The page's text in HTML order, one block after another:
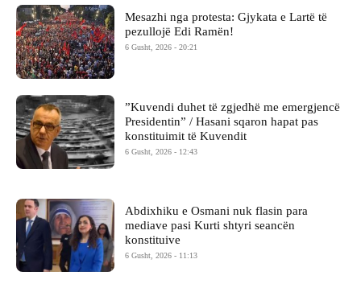
Mesazhi nga protesta: Gjykata e Lartë të
pezullojë Edi Ramën!
6 Gusht, 2026 - 20:21
​”Kuvendi duhet të zgjedhë me emergjencë
Presidentin” / Hasani sqaron hapat pas
konstituimit të Kuvendit
6 Gusht, 2026 - 12:43
Abdixhiku e Osmani nuk flasin para
mediave pasi Kurti shtyri seancën
konstituive
6 Gusht, 2026 - 11:13